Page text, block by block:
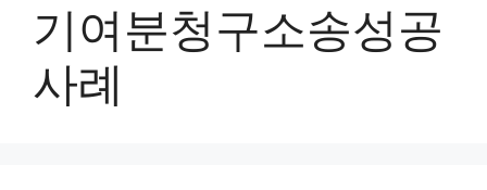
기여분청구소송성공
사례